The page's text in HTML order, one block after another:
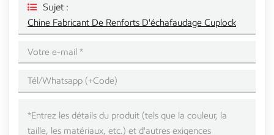
Sujet :
Chine Fabricant De Renforts D'échafaudage Cuplock